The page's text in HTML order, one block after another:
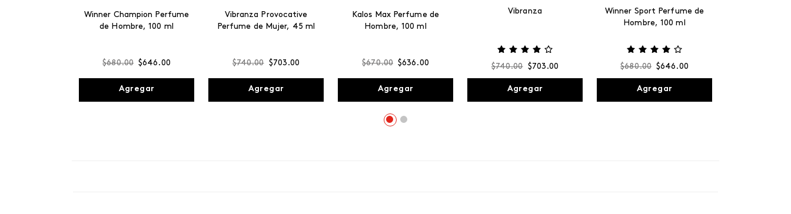
Winner Champion Perfume
de Hombre, 100 ml
$680.00 $646 .00
Agregar
Vibranza Provocative
Perfume de Mujer, 45 ml
$740.00 $703 .00
Agregar
Kalos Max Perfume de
Hombre, 100 ml
$670.00 $636 .00
Agregar
Vibranza
$740.00 $703 .00
Agregar
Winner Sport Perfume de
Hombre, 100 ml
$680.00 $646 .00
Agregar